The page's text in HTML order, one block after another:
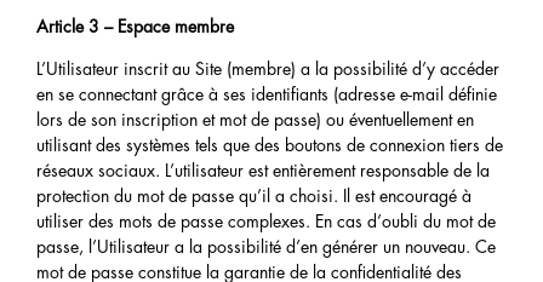
Article 3 – Espace membre
L’Utilisateur inscrit au Site (membre) a la possibilité d’y accéder
en se connectant grâce à ses identifiants (adresse e-mail définie
lors de son inscription et mot de passe) ou éventuellement en
utilisant des systèmes tels que des boutons de connexion tiers de
réseaux sociaux. L’utilisateur est entièrement responsable de la
protection du mot de passe qu’il a choisi. Il est encouragé à
utiliser des mots de passe complexes. En cas d’oubli du mot de
passe, l’Utilisateur a la possibilité d’en générer un nouveau. Ce
mot de passe constitue la garantie de la confidentialité des